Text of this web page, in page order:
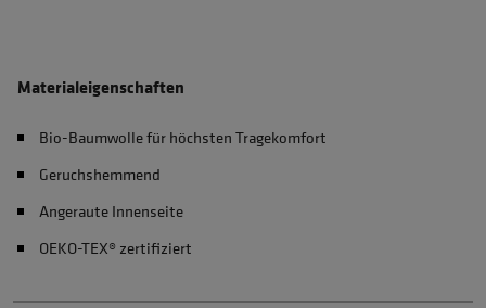
Materialeigenschaften
Bio-Baumwolle für höchsten Tragekomfort
Geruchshemmend
Angeraute Innenseite
OEKO-TEX® zertifiziert